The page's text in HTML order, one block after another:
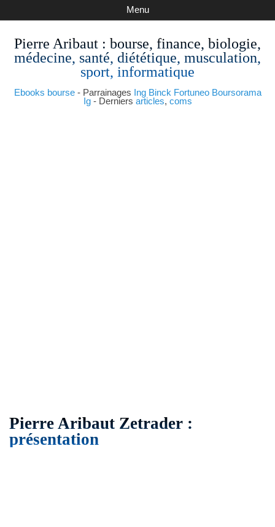
Pierre Aribaut : bourse, finance, biologie,
médecine, santé, diététique, musculation,
sport, informatique
Ebooks bourse- Parrainages Ing Binck Fortuneo Boursorama
Ig- Derniers articles, coms
Menu
Pierre Aribaut Zetrader :
présentation